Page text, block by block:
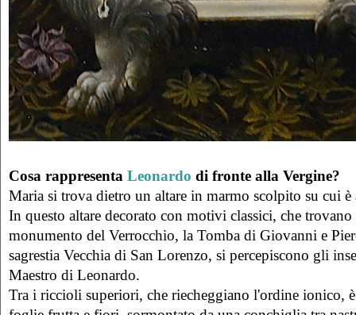
Cosa rappresenta Leonardo di fronte alla Vergine?
Maria si trova dietro un altare in marmo scolpito su cui
In questo altare decorato con motivi classici, che
monumento del Verrocchio, la Tomba di Giovanni e
sagrestia Vecchia di San Lorenzo, si percepiscono gli
Maestro di Leonardo.
Tra i riccioli superiori, che riecheggiano l'ordine ionico,